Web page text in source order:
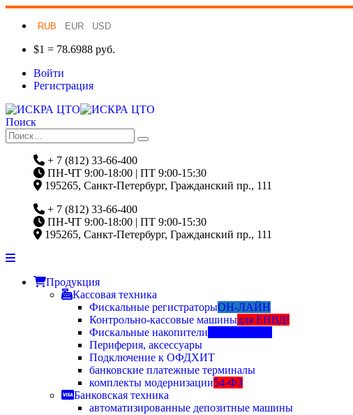
RUB EUR USD
$1 = 78.6988 руб.
Войти
Регистрация
Поиск
+ 7 (812) 33-66-400
ПН-ЧТ 9:00-18:00 | ПТ 9:00-15:30
195265, Санкт-Петербург, Гражданский пр., 111
+ 7 (812) 33-66-400
ПН-ЧТ 9:00-18:00 | ПТ 9:00-15:30
195265, Санкт-Петербург, Гражданский пр., 111
Продукция
Кассовая техника
Фискальные регистраторыОН-ЛАЙН
Контрольно-кассовые машиныдля ЕНВД!
Фискальные накопители
Периферия, аксессуары
Подключение к ОФДХИТ
банковские платежные терминалы
комплекты модернизации54-ФЗ
Банковская техника
автоматизированные депозитные машины